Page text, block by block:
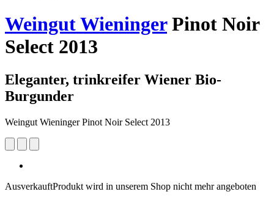
Weingut WieningerPinot Noir
Select 2013
Eleganter, trinkreifer Wiener Bio-
Burgunder
Weingut Wieninger Pinot Noir Select 2013
AusverkauftProdukt wird in unserem Shop nicht mehr angeboten